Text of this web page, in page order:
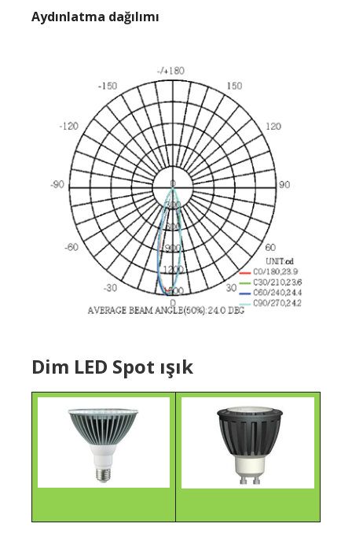
Aydınlatma dağılımı
Dim LED Spot ışık